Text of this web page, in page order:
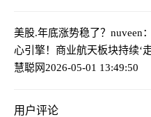
美股.年底涨势稳了？nuveen
心引擎！ 商业航天板块持续‘
慧聪网2026-05-01 13:49:50
用户评论